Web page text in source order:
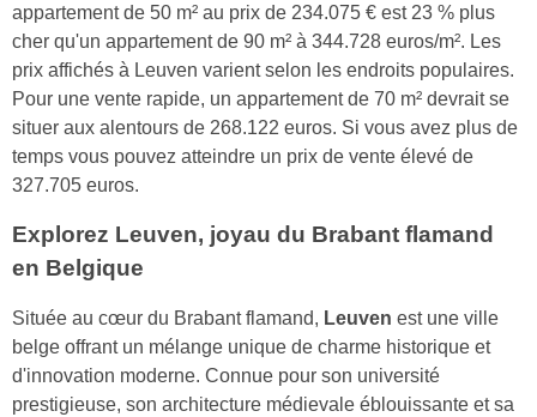
appartement de 50 m² au prix de 234.075 € est 23 % plus
cher qu'un appartement de 90 m² à 344.728 euros/m². Les
prix affichés à Leuven varient selon les endroits populaires.
Pour une vente rapide, un appartement de 70 m² devrait se
situer aux alentours de 268.122 euros. Si vous avez plus de
temps vous pouvez atteindre un prix de vente élevé de
327.705 euros.
Explorez Leuven, joyau du Brabant flamand
en Belgique
Située au cœur du Brabant flamand, Leuven est une ville
belge offrant un mélange unique de charme historique et
d'innovation moderne. Connue pour son université
prestigieuse, son architecture médievale éblouissante et sa